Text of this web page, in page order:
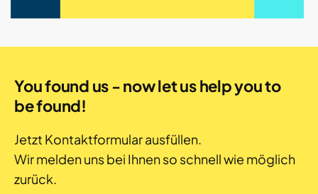
You found us - now let us help you to
be found!
Jetzt Kontaktformular ausfüllen.
Wir melden uns bei Ihnen so schnell wie möglich
zurück.